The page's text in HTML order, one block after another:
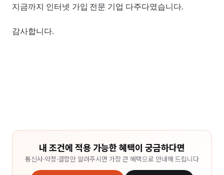
지금까지 인터넷 가입 전문 기업 다주다였습니다.
감사합니다.
내 조건에 적용 가능한 혜택이 궁금하다면
통신사·약정·결합만 알려주시면 가장 큰 혜택으로 안내해 드립니다